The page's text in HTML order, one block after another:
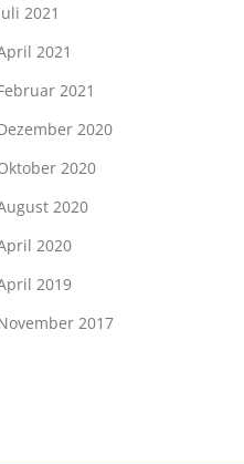
2021
2021
2021
2020
2020
2020
2020
2019
2017